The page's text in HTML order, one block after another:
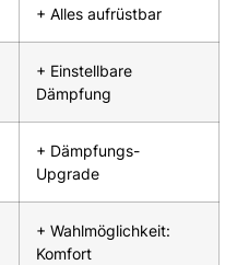
+ Alles aufrüstbar
+ Einstellbare
Dämpfung
+ Dämpfungs-
Upgrade
+ Wahlmöglichkeit:
Komfort